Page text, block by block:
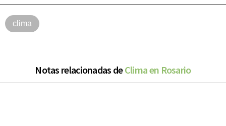
clima
Notas relacionadas deClima en Rosario